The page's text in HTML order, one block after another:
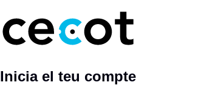
Inicia el teu compte